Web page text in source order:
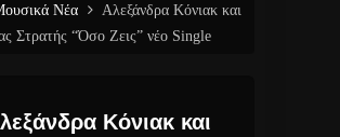
Νέα
Αλεξάνδρα Κόνιακ και
Στρατής “Όσο Ζεις” νέο Single
Κόνιακ και